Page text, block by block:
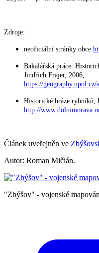
Zdroje:
neoficiální stránky obce
Bakalářská práce:
Jindřich Frajer, 2006,
https://
Historické hráze rybníků,
http://
Článek uveřejněn ve
Autor: Roman Mičián.
"Zbýšov" - vojenské